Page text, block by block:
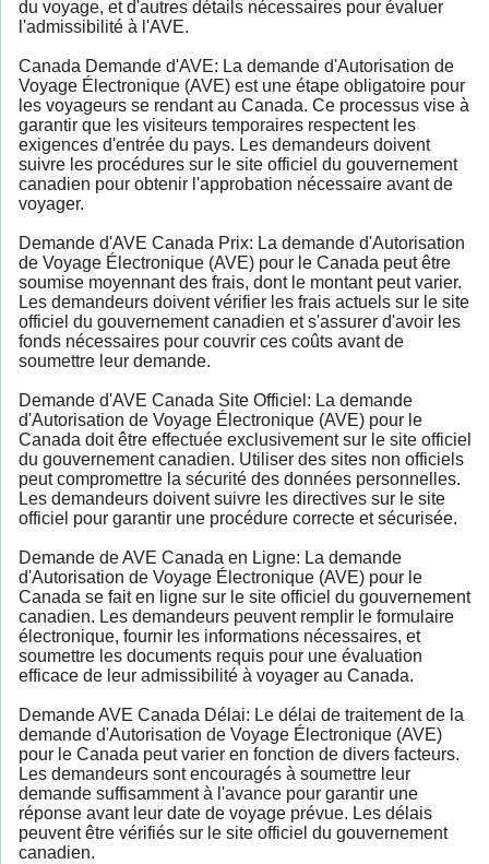
du voyage, et d'autres détails nécessaires pour évaluer
l'admissibilité à l'AVE.
Canada Demande d'AVE: La demande d'Autorisation de
Voyage Électronique (AVE) est une étape obligatoire pour
les voyageurs se rendant au Canada. Ce processus vise à
garantir que les visiteurs temporaires respectent les
exigences d'entrée du pays. Les demandeurs doivent
suivre les procédures sur le site officiel du gouvernement
canadien pour obtenir l'approbation nécessaire avant de
voyager.
Demande d'AVE Canada Prix: La demande d'Autorisation
de Voyage Électronique (AVE) pour le Canada peut être
soumise moyennant des frais, dont le montant peut varier.
Les demandeurs doivent vérifier les frais actuels sur le site
officiel du gouvernement canadien et s'assurer d'avoir les
fonds nécessaires pour couvrir ces coûts avant de
soumettre leur demande.
Demande d'AVE Canada Site Officiel: La demande
d'Autorisation de Voyage Électronique (AVE) pour le
Canada doit être effectuée exclusivement sur le site officiel
du gouvernement canadien. Utiliser des sites non officiels
peut compromettre la sécurité des données personnelles.
Les demandeurs doivent suivre les directives sur le site
officiel pour garantir une procédure correcte et sécurisée.
Demande de AVE Canada en Ligne: La demande
d'Autorisation de Voyage Électronique (AVE) pour le
Canada se fait en ligne sur le site officiel du gouvernement
canadien. Les demandeurs peuvent remplir le formulaire
électronique, fournir les informations nécessaires, et
soumettre les documents requis pour une évaluation
efficace de leur admissibilité à voyager au Canada.
Demande AVE Canada Délai: Le délai de traitement de la
demande d'Autorisation de Voyage Électronique (AVE)
pour le Canada peut varier en fonction de divers facteurs.
Les demandeurs sont encouragés à soumettre leur
demande suffisamment à l'avance pour garantir une
réponse avant leur date de voyage prévue. Les délais
peuvent être vérifiés sur le site officiel du gouvernement
canadien.